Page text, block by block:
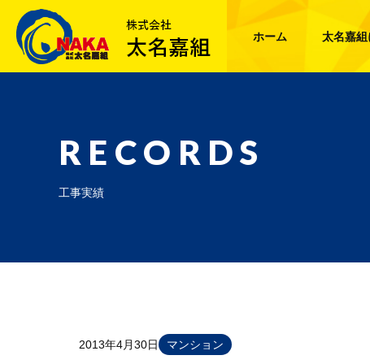
ホーム 太名嘉
RECORDS
工事実績
2013年4月30日 マンション